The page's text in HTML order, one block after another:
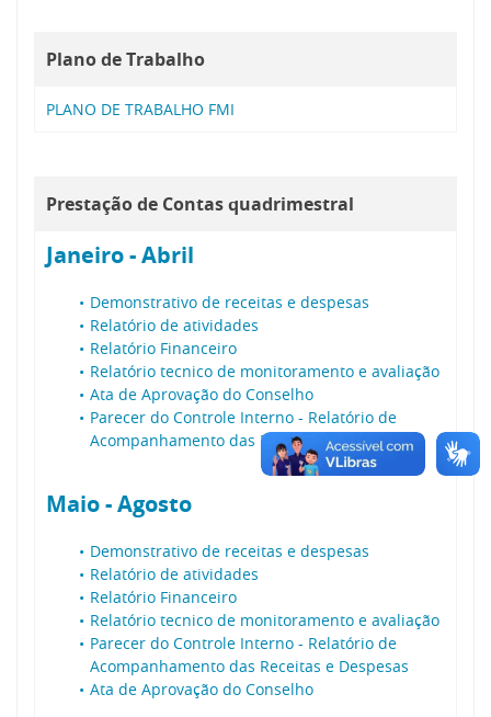
Plano de Trabalho
PLANO DE TRABALHO FMI
Prestação de Contas quadrimestral
Janeiro - Abril
Demonstrativo de receitas e despesas
Relatório de atividades
Relatório Financeiro
Relatório tecnico de monitoramento e avaliação
Ata de Aprovação do Conselho
Parecer do Controle Interno - Relatório de
Acompanhamento das Receitas e Despesas
Maio - Agosto
Demonstrativo de receitas e despesas
Relatório de atividades
Relatório Financeiro
Relatório tecnico de monitoramento e avaliação
Parecer do Controle Interno - Relatório de
Acompanhamento das Receitas e Despesas
Ata de Aprovação do Conselho